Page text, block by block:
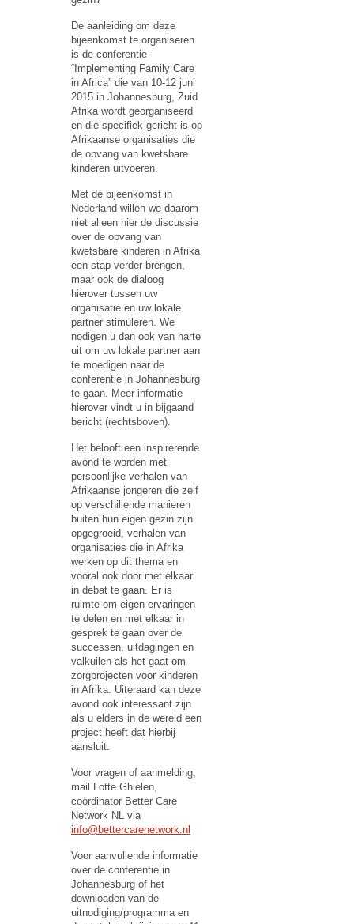
De aanleiding om deze
bijeenkomst te organiseren
is de conferentie
“Implementing Family Care
in Africa” die van 10-12 juni
2015 in Johannesburg, Zuid
Afrika wordt georganiseerd
en die specifiek gericht is op
Afrikaanse organisaties die
de opvang van kwetsbare
kinderen uitvoeren.
Met de bijeenkomst in
Nederland willen we daarom
niet alleen hier de discussie
over de opvang van
kwetsbare kinderen in Afrika
een stap verder brengen,
maar ook de dialoog
hierover tussen uw
organisatie en uw lokale
partner stimuleren. We
nodigen u dan ook van harte
uit om uw lokale partner aan
te moedigen naar de
conferentie in Johannesburg
te gaan. Meer informatie
hierover vindt u in bijgaand
bericht (rechtsboven).
Het belooft een inspirerende
avond te worden met
persoonlijke verhalen van
Afrikaanse jongeren die zelf
op verschillende manieren
buiten hun eigen gezin zijn
opgegroeid, verhalen van
organisaties die in Afrika
werken op dit thema en
vooral ook door met elkaar
in debat te gaan. Er is
ruimte om eigen ervaringen
te delen en met elkaar in
gesprek te gaan over de
successen, uitdagingen en
valkuilen als het gaat om
zorgprojecten voor kinderen
in Afrika. Uiteraard kan deze
avond ook interessant zijn
als u elders in de wereld een
project heeft dat hierbij
aansluit.
Voor vragen of aanmelding,
mail Lotte Ghielen,
coördinator Better Care
Network NL via
info@bettercarenetwork.nl
Voor aanvullende informatie
over de conferentie in
Johannesburg of het
downloaden van de
uitnodiging/programma en